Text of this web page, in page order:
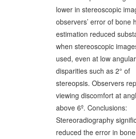
lower in stereoscopic
observers’ error of bone
estimation reduced
when stereoscopic
used, even at low angular
disparities such as 2° of
stereopsis. Observers
viewing discomfort at
above 6º. Conclusions:
Stereoradiography
reduced the error in